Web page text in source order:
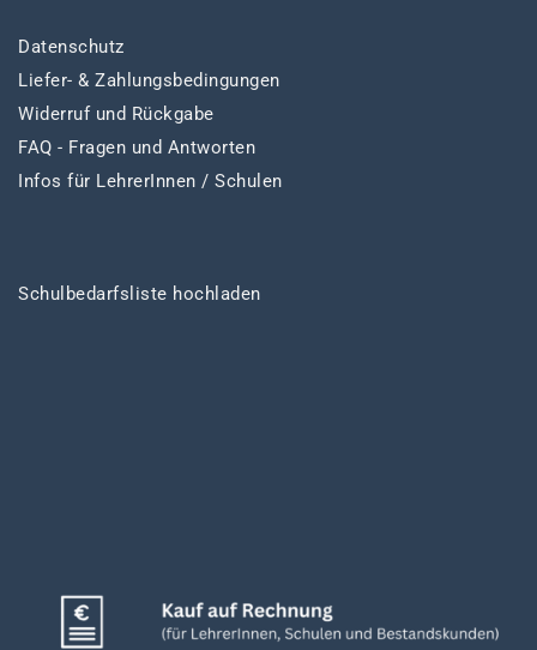
Datenschutz
Liefer- & Zahlungsbedingungen
Widerruf und Rückgabe
FAQ - Fragen und Antworten
Infos für LehrerInnen / Schulen
Schulbedarfsliste hochladen